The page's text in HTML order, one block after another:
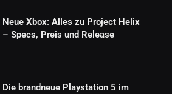
Neue Xbox: Alles zu Project Helix
– Specs, Preis und Release
Die brandneue Playstation 5 im